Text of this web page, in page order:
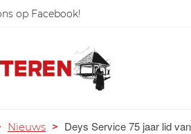
op Facebook!
Nieuws > Deys Service 75 jaar lid